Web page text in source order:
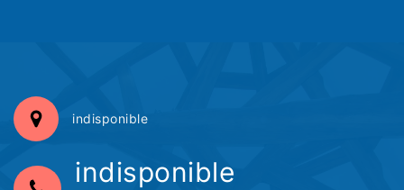
indisponible
indisponible